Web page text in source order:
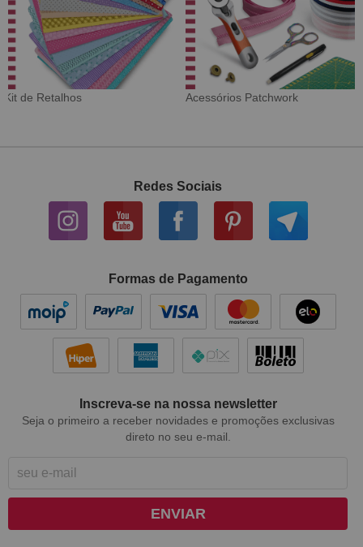
Tecido Digital Sarja Impermeável
Redes Sociais
Formas de Pagamento
Inscreva-se na nossa newsletter
Seja o primeiro a receber novidades e promoções exclusivas
direto no seu e-mail.
ENVIAR